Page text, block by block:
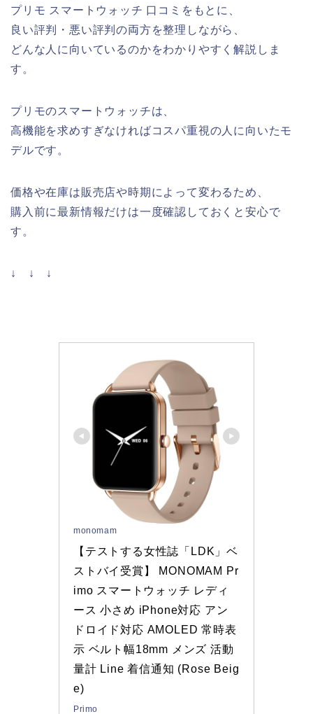
プリモ スマートウォッチ 口コミをもとに、
良い評判・悪い評判の両方を整理しながら、
どんな人に向いているのかをわかりやすく解説しま
す。
プリモのスマートウォッチは、
高機能を求めすぎなければコスパ重視の人に向いたモ
デルです。
価格や在庫は販売店や時期によって変わるため、
購入前に最新情報だけは一度確認しておくと安心で
す。
↓ ↓ ↓
monomam
【テストする女性誌「LDK」ベ
ストバイ受賞】 MONOMAM Pr
imo スマートウォッチ レディ
ース 小さめ iPhone対応 アン
ドロイド対応 AMOLED 常時表
示 ベルト幅18mm メンズ 活動
量計 Line 着信通知 (Rose Beig
e)
Primo